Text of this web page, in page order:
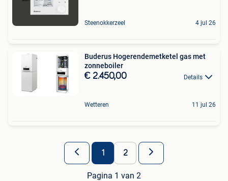
Steenokkerzeel 4 jul 26
Buderus Hogerendemetketel gas met
zonneboiler
€ 2.450,00 Details
Wetteren 11 jul 26
1 2
Pagina 1 van 2